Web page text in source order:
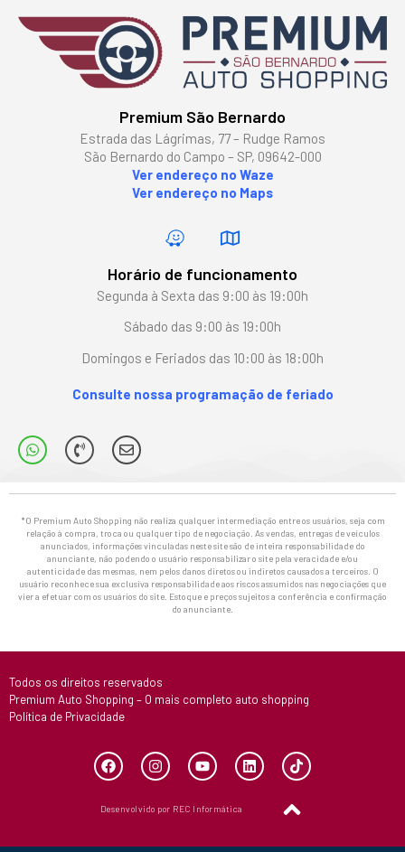
Premium São Bernardo
Estrada das Lágrimas, 77 – Rudge Ramos
São Bernardo do Campo – SP, 09642-000
Ver endereço no Waze
Ver endereço no Maps
Horário de funcionamento
Segunda à Sexta das 9:00 às 19:00h
Sábado das 9:00 às 19:00h
Domingos e Feriados das 10:00 às 18:00h
Consulte nossa programação de feriado
*O Premium Auto Shopping não realiza qualquer intermediação entre os usuários, seja com
relação à compra, troca ou qualquer tipo de negociação. As vendas, entregas de veículos
anunciados, informações vinculadas neste site são de inteira responsabilidade do
anunciante, não podendo o usuário responsabilizar o site pela veracidade e/ou
autenticidade das mesmas, nem pelos danos diretos ou indiretos causados a terceiros. O
usuário reconhece sua exclusiva responsabilidade aos riscos assumidos nas negociações que
vier a efetuar com os usuários do site. Estoque e preços sujeitos a conferência e confirmação
do anunciante.
Todos os direitos reservados
Premium Auto Shopping – O mais completo auto shopping
Política de Privacidade
Desenvolvido por REC Informática